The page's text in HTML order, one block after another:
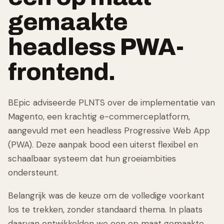
gemaakte
headless PWA-
frontend.
BEpic adviseerde PLNTS over de implementatie van
Magento, een krachtig e-commerceplatform,
aangevuld met een headless Progressive Web App
(PWA). Deze aanpak bood een uiterst flexibel en
schaalbaar systeem dat hun groeiambities
ondersteunt.
Belangrijk was de keuze om de volledige voorkant
los te trekken, zonder standaard thema. In plaats